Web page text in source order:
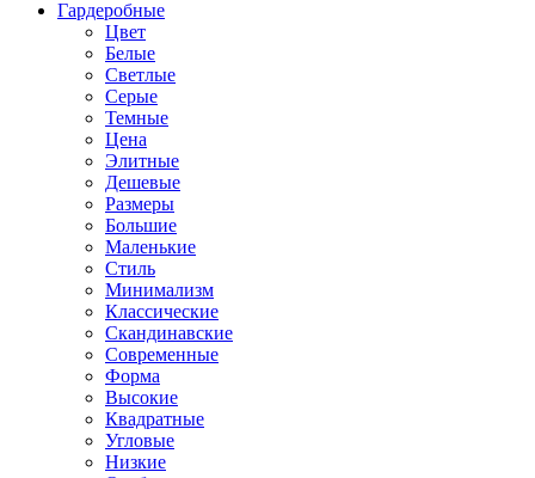
Гардеробные
Цвет
Белые
Светлые
Серые
Темные
Цена
Элитные
Дешевые
Размеры
Большие
Маленькие
Стиль
Минимализм
Классические
Скандинавские
Современные
Форма
Высокие
Квадратные
Угловые
Низкие